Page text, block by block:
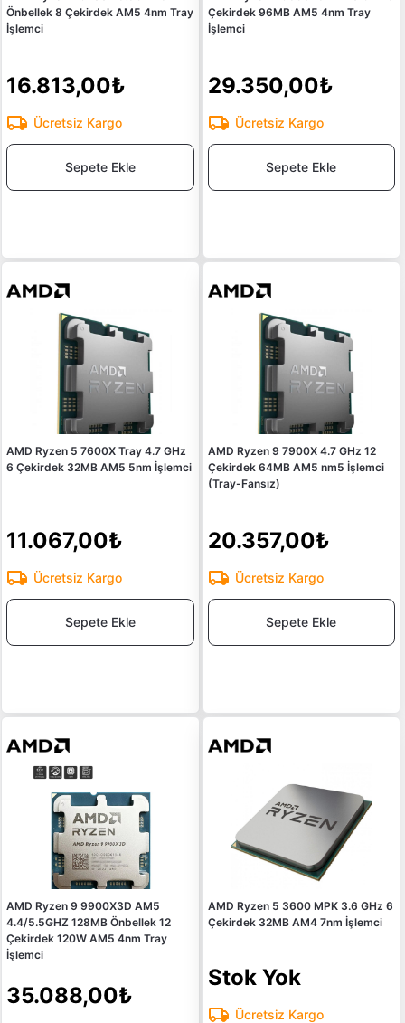
Önbellek 8 Çekirdek AM5 4nm Tray
İşlemci
16.813,00₺
Ücretsiz Kargo
Sepete Ekle
Çekirdek 96MB AM5 4nm Tray
İşlemci
29.350,00₺
Ücretsiz Kargo
Sepete Ekle
AMD Ryzen 5 7600X Tray 4.7 GHz
6 Çekirdek 32MB AM5 5nm İşlemci
11.067,00₺
Ücretsiz Kargo
Sepete Ekle
AMD Ryzen 9 7900X 4.7 GHz 12
Çekirdek 64MB AM5 nm5 İşlemci
(Tray-Fansız)
20.357,00₺
Ücretsiz Kargo
Sepete Ekle
AMD Ryzen 9 9900X3D AM5
4.4/5.5GHZ 128MB Önbellek 12
Çekirdek 120W AM5 4nm Tray
İşlemci
35.088,00₺
AMD Ryzen 5 3600 MPK 3.6 GHz 6
Çekirdek 32MB AM4 7nm İşlemci
Stok Yok
Ücretsiz Kargo